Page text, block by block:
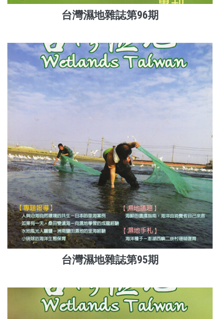
台灣濕地雜誌第96期
台灣濕地雜誌第95期